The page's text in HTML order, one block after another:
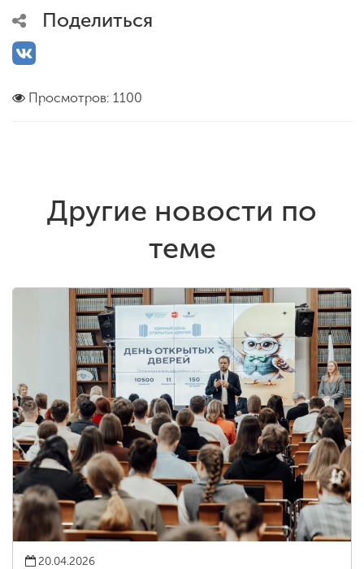
Поделиться
Просмотров: 1100
Другие новости по
теме
20.04.2026